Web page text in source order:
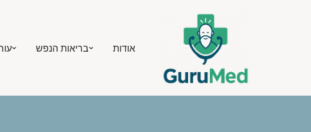
אודות בריאות הנפש